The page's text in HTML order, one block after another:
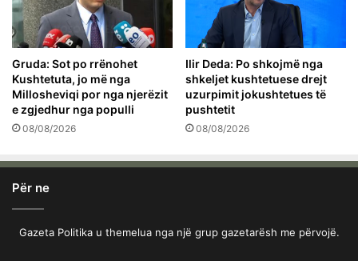
Gruda: Sot po rrënohet
Kushtetuta, jo më nga
Millosheviqi por nga njerëzit
e zgjedhur nga populli
08/08/2026
Ilir Deda: Po shkojmë nga
shkeljet kushtetuese drejt
uzurpimit jokushtetues të
pushtetit
08/08/2026
Për ne
Gazeta Politika u themelua nga një grup gazetarësh me përvojë.